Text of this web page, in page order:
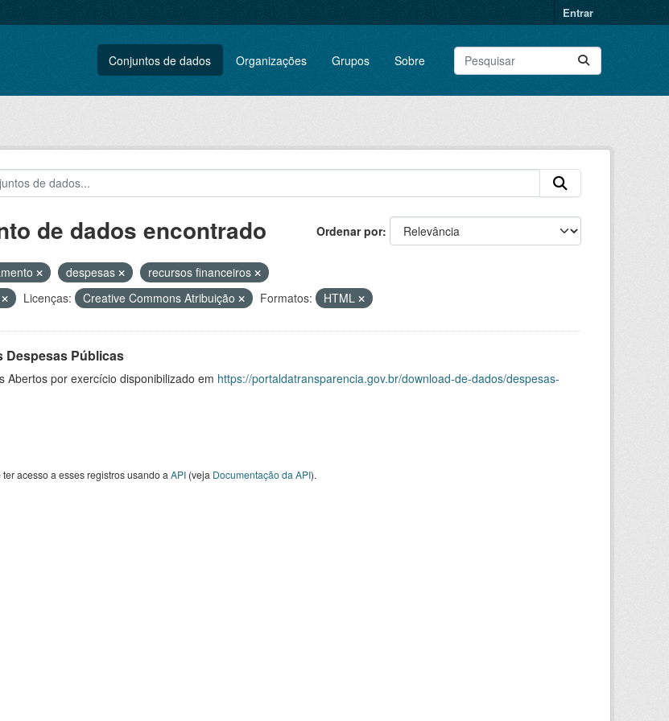
Entrar
Conjuntos de dados Organizações Grupos Sobre
Ordenar por
de dados encontrado
despesas
recursos financeiros
Licenças: Creative Commons Atribuição Formatos: HTML
Despesas Públicas
Abertos por exercício disponibilizado em https://portaldatransparencia.gov.br/download-de-dados/despesas-
acesso a esses registros usando a API(veja Documentação da API).